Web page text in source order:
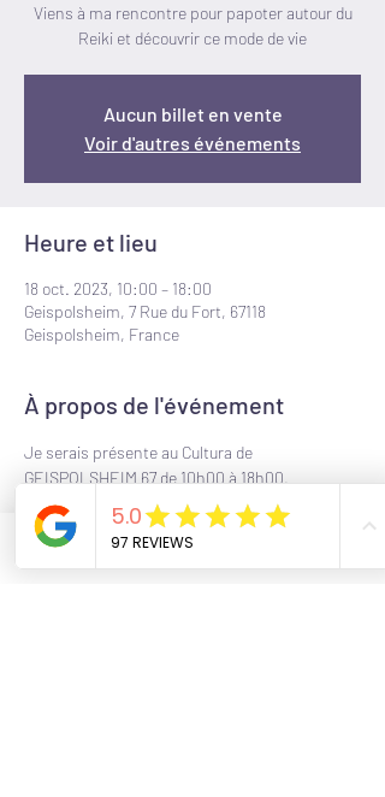
Viens à ma rencontre pour papoter autour du
Reiki et découvrir ce mode de vie
Aucun billet en vente
Voir d'autres événements
Heure et lieu
18 oct. 2023, 10:00 – 18:00
Geispolsheim, 7 Rue du Fort, 67118
Geispolsheim, France
À propos de l'événement
Je serais présente au Cultura de
GEISPOLSHEIM 67 de 10h00 à 18h00.
C'est le moment de faire dédicacer ton livre et
tes oracles, de me poser tes questions et de
participer aux 3 ateliers que je propose :